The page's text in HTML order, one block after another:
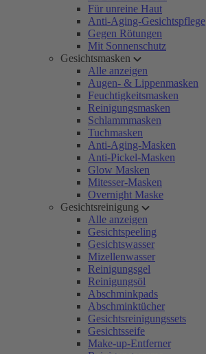
Für unreine Haut
Anti-Aging-Gesichtspflege
Gegen Rötungen
Mit Sonnenschutz
Gesichtsmasken
Alle anzeigen
Augen- & Lippenmasken
Feuchtigkeitsmasken
Reinigungsmasken
Schlammmasken
Tuchmasken
Anti-Aging-Masken
Anti-Pickel-Masken
Glow Masken
Mitesser-Masken
Overnight Maske
Gesichtsreinigung
Alle anzeigen
Gesichtspeeling
Gesichtswasser
Mizellenwasser
Reinigungsgel
Reinigungsöl
Abschminkpads
Abschminktücher
Gesichtsreinigungssets
Gesichtsseife
Make-up-Entferner